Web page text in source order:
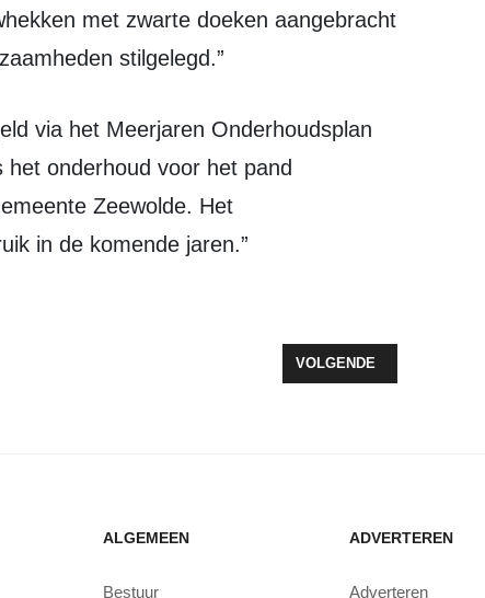
met zwarte doeken aangebracht
stilgelegd.”
onderhoud voor het pand
Zeewolde. Het
in de komende jaren.”
NAAR VERSTERKTE AANPAK EENZAAMHEID IN ZEEWOLDE
VOLGENDE ARTIKEL:
VOLGENDE
ALGEMEEN
Bestuur
ADVERTEREN
Adverteren